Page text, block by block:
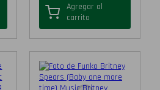
Agregar al
carrito